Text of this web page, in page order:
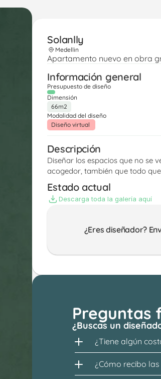
Solanlly
Medellin
Apartamento nuevo en obra
Información general
Presupuesto de diseño
Dimensión
66m2
Modalidad del diseño
Diseño virtual
Descripción
Diseñar los espacios que no se
acogedor, también que todo
Estado actual
Descarga toda la galería aquí
¿Eres diseñador?
Preguntas
¿Buscas un
¿Tiene algún
¿Cómo recibo